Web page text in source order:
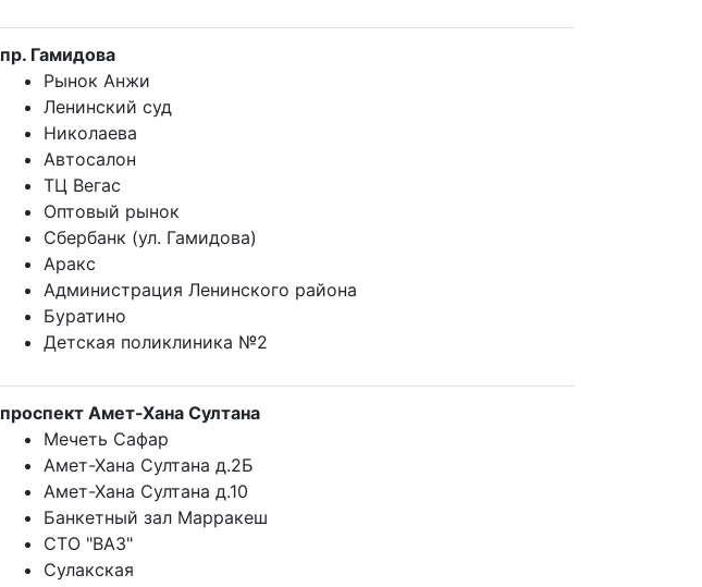
пр. Гамидова
Рынок Анжи
Ленинский суд
Николаева
Автосалон
ТЦ Вегас
Оптовый рынок
Сбербанк (ул. Гамидова)
Аракс
Администрация Ленинского района
Буратино
Детская поликлиника №2
проспект Амет-Хана Султана
Мечеть Сафар
Амет-Хана Султана д.2Б
Амет-Хана Султана д.10
Банкетный зал Марракеш
СТО "ВАЗ"
Сулакская